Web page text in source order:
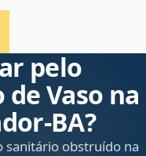
pelo
Vaso na
sanitário obstruído na